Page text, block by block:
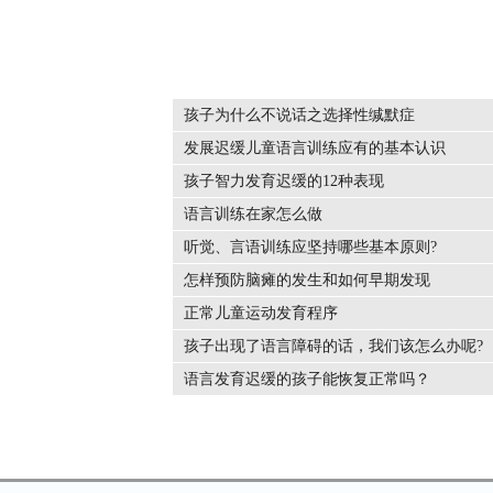
孩子为什么不说话之选择性缄默症
...
发展迟缓儿童语言训练应有的基本认识
...
孩子智力发育迟缓的12种表现
...
语言训练在家怎么做
...
听觉、言语训练应坚持哪些基本原则?
...
怎样预防脑瘫的发生和如何早期发现
...
正常儿童运动发育程序
...
孩子出现了语言障碍的话，我们该怎么办呢?
...
语言发育迟缓的孩子能恢复正常吗？